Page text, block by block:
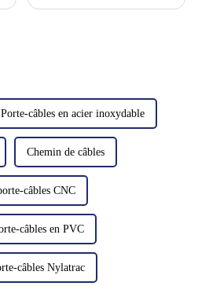
contrôle...
Porte-câbles en acier inoxydable
Chemin de câbles
câbles CNC
câbles en PVC
câbles Nylatrac